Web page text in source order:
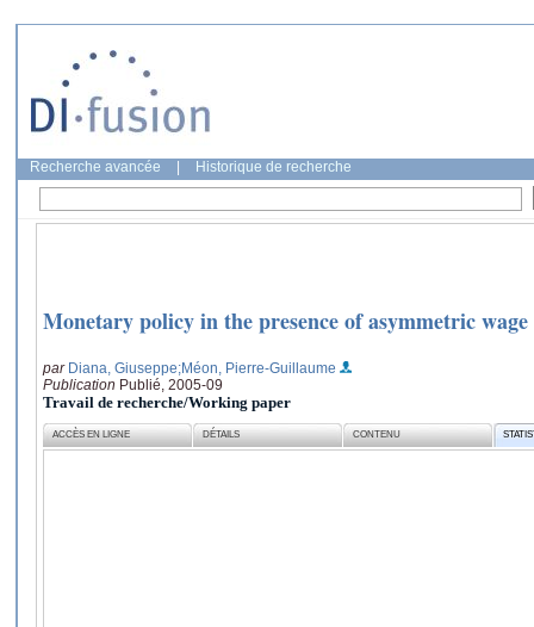
Recherche avancée Historique de recherche
Monetary policy in the presence of asymmetric
par Diana, Giuseppe;Méon, Pierre-Guillaume
Publication Publié, 2005-09
Travail de recherche/Working paper
ACCÈS EN LIGNE DÉTAILS CONTENU